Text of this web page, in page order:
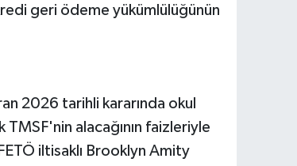
geri ödeme yükümlülüğünün
2026 tarihli kararında okul
alacağının faizleriyle
iltisaklı Brooklyn Amity